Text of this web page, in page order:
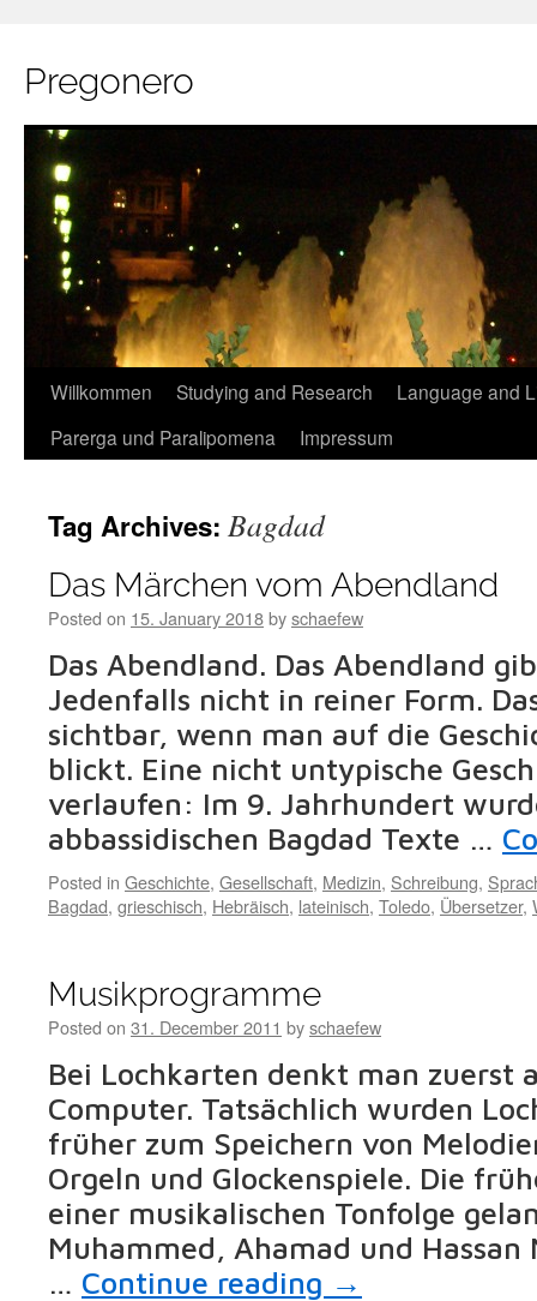
Pregonero
Skip
Willkommen Studying and Research
Language and
Parerga und Paralipomena
Impressum
Tag Archives: Bagdad
Das Märchen vom Abendland
Posted on 15. January 2018byschaefew
Das Abendland. Das Abendland
Jedenfalls nicht in reiner Form.
sichtbar, wenn man auf die
blickt. Eine nicht untypische
verlaufen: Im 9. Jahrhundert
abbassidischen Bagdad Texte …
Posted in Geschichte, Gesellschaft, Medizin, Schreibung,
Bagdad, grieschisch, Hebräisch, lateinisch, Toledo, Übersetzer,
Musikprogramme
Posted on 31. December 2011 byschaefew
Bei Lochkarten denkt man zuerst
Computer. Tatsächlich wurden
früher zum Speichern von
Orgeln und Glockenspiele. Die
einer musikalischen Tonfolge
Muhammed, Ahamad und Hassan
… Continue reading →